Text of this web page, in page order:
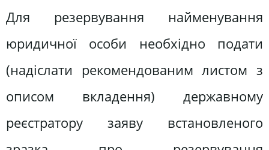
Для резервування найменування
юридичної особи необхідно подати
(надіслати рекомендованим листом з
описом вкладення) державному
реєстратору заяву встановленого